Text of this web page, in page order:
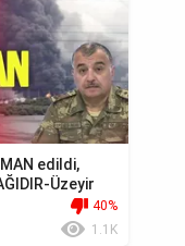
edildi,
Üzeyir
40%
1.1K